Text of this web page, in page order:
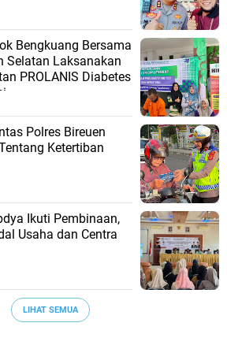
Bengkuang Bersama
Selatan Laksanakan
PROLANIS Diabetes
Polres Bireuen
Ketertiban
Ikuti Pembinaan,
Usaha dan Centra
LIHAT SEMUA